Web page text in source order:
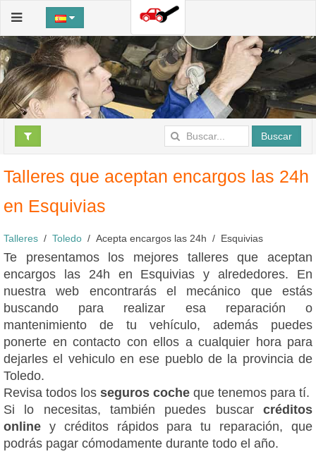
Buscar
Talleres que aceptan encargos las 24h
en Esquivias
Talleres Toledo Acepta encargos las 24h Esquivias
Te presentamos los mejores talleres que aceptan
encargos las 24h en Esquivias y alrededores. En
nuestra web encontrarás el mecánico que estás
buscando para realizar esa reparación o
mantenimiento de tu vehículo, además puedes
ponerte en contacto con ellos a cualquier hora para
dejarles el vehiculo en ese pueblo de la provincia de
Toledo.
Revisa todos los seguros coche que tenemos para tí.
Si lo necesitas, también puedes buscar créditos
online y créditos rápidos para tu reparación, que
podrás pagar cómodamente durante todo el año.